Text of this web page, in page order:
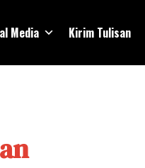
Media Kirim Tulisan